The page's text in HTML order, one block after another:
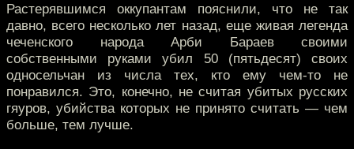
Растерявшимся оккупантам пояснили, что не так
давно, всего несколько лет назад, еще живая легенда
чеченского народа Арби Бараев своими
собственными руками убил 50 (пятьдесят) своих
односельчан из числа тех, кто ему чем-то не
понравился. Это, конечно, не считая убитых русских
гяуров, убийства которых не принято считать — чем
больше, тем лучше.